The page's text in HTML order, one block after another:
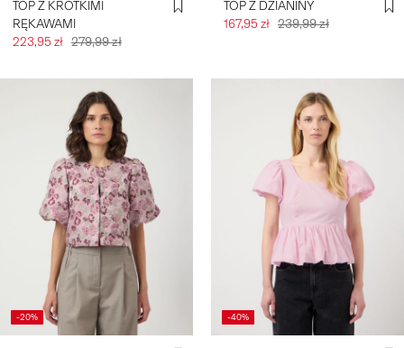
TOP Z KRÓTKIMI
RĘKAWAMI
223,95 zł 279,99 zł
TOP Z DZIANINY
167,95 zł 239,99 zł
-20% -40%